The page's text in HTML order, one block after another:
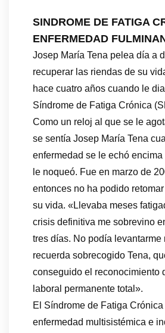
SINDROME DE FATIGA
ENFERMEDAD
Josep María Tena pelea día a
recuperar las riendas de su
hace cuatro años cuando le
Síndrome de Fatiga Crónica
Como un reloj al que se le
se sentía Josep María Tena
enfermedad se le echó
le noqueó. Fue en marzo de
entonces no ha podido
su vida. «Llevaba meses
crisis definitiva me sobrevino
tres días. No podía levantarme
recuerda sobrecogido Tena,
conseguido el reconocimiento
laboral permanente total».
El Síndrome de Fatiga
enfermedad multisistémica e